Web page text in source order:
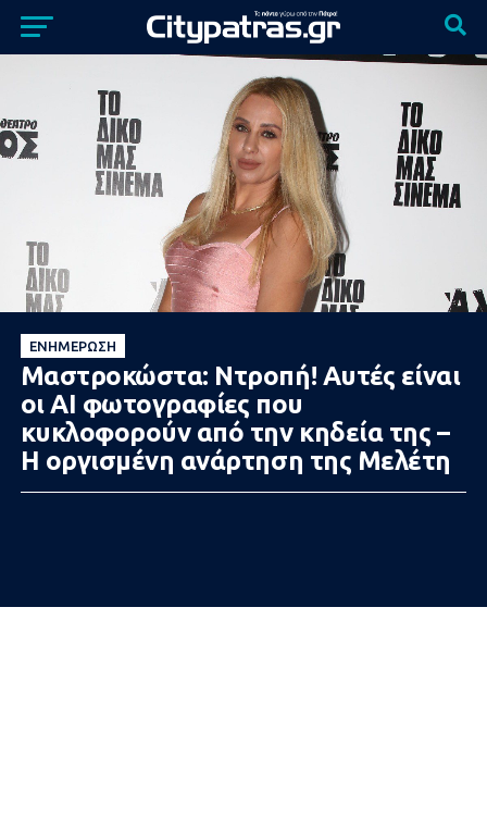
ΕΝΗΜΈΡΩΣΗ
Μαστροκώστα: Ντροπή! Αυτές είναι
οι AI φωτογραφίες που
κυκλοφορούν από την κηδεία της –
Η οργισμένη ανάρτηση της Μελέτη